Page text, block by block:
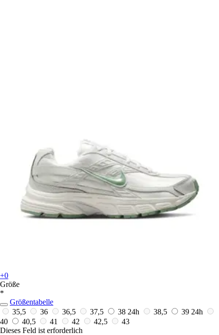
+0
Größe
*
Größentabelle
35,5
36 36,5 37,5 38 24h 38,5 39 24h
40
40,5 41 42 42,5
43
Dieses Feld ist erforderlich